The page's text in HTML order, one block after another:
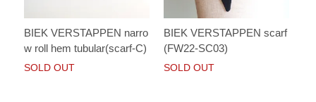
BIEK VERSTAPPEN narro
w roll hem tubular(scarf-C)
SOLD OUT
BIEK VERSTAPPEN scarf
(FW22-SC03)
SOLD OUT